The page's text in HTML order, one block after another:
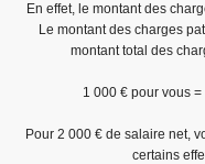
En effet, le montant des
Le montant des charges
montant total des
1 000 € pour vous
Pour 2 000 € de salaire net,
certains